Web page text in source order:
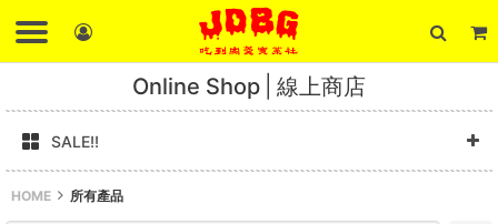
Online Shop 線上商店
SALE!!
HOME 所有產品